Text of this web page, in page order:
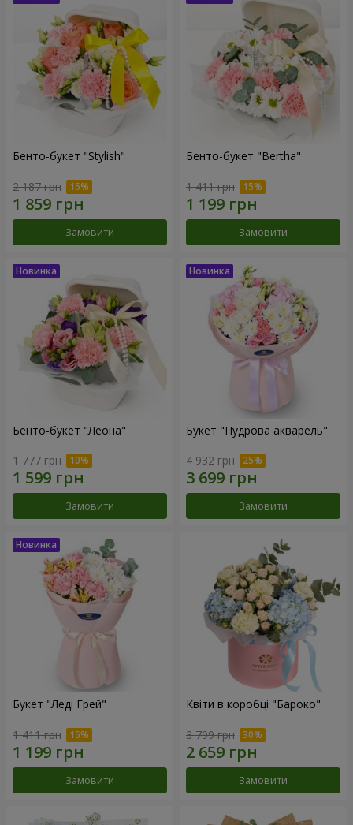
Бенто-букет "Stylish"
2 187 грн
Замовити
Бенто-букет "Bertha"
1 411 грн
Замовити
Бенто-букет "Леона"
1 777 грн
Замовити
Букет "Пудрова акварель"
4 932 грн
Замовити
Букет "Леді Грей"
1 411 грн
Замовити
Квіти в коробці "Бароко"
3 799 грн
Замовити